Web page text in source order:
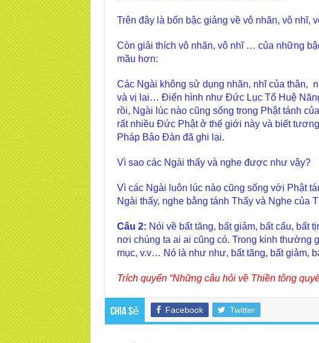
Trên đây là bốn bậc giảng về vô nhãn, vô nhĩ,
Còn giải thích vô nhãn, vô nhĩ … của những
mầu hơn:
Các Ngài không sử dụng nhãn, nhĩ của thân,
và vị lai… Điển hình như Đức Lục Tổ Huệ
rồi, Ngài lúc nào cũng sống trong Phật tánh
rất nhiều Đức Phật ở thế giới này và biết
Pháp Bảo Đàn đã ghi lại.
Vì sao các Ngài thấy và nghe được như vậy?
Vì các Ngài luôn lúc nào cũng sống với Phật
Ngài thấy, nghe bằng tánh Thấy và Nghe của
Câu 2: Nói về bất tăng, bất giảm, bất cấu,
nơi chúng ta ai ai cũng có. Trong kinh thường
mục, v.v… Nó là như như, bất tăng, bất giảm,
Trích quyển “Những câu hỏi về Thiền tông
Chia sẻ Facebook Twitter